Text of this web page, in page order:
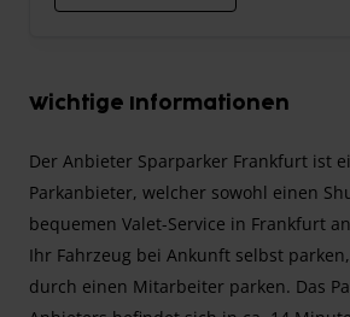
Wichtige Informationen
Der Anbieter Sparparker Frankfurt ist
Parkanbieter, welcher sowohl einen
bequemen Valet-Service in Frankfurt
Ihr Fahrzeug bei Ankunft selbst
durch einen Mitarbeiter parken. Das